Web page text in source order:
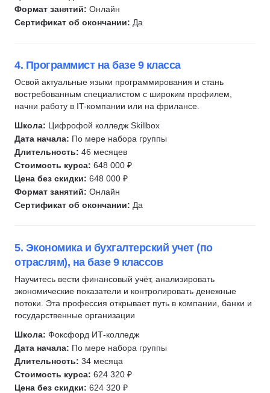
Химия
77
Мультипликация4
Ораторское мастерство2
Музыка9
Формат занятий: Онлайн
Сертификат об окончании: Да
4. Программист на базе 9 класса
Освой актуальные языки программирования и стань
востребованным специалистом с широким профилем,
начни работу в IT-компании или на фрилансе.
Школа: Цифрофой колледж Skillbox
Дата начала: По мере набора группы
Длительность: 46 месяцев
Стоимость курса: 648 000 ₽
Цена без скидки: 648 000 ₽
Формат занятий: Онлайн
Сертификат об окончании: Да
5. Экономика и бухгалтерский учет (по
отраслям), на базе 9 классов
Научитесь вести финансовый учёт, анализировать
экономические показатели и контролировать денежные
потоки. Эта профессия открывает путь в компании, банки и
государственные организации
Школа: Фоксфорд ИТ-колледж
Дата начала: По мере набора группы
Длительность: 34 месяца
Стоимость курса: 624 320 ₽
Цена без скидки: 624 320 ₽